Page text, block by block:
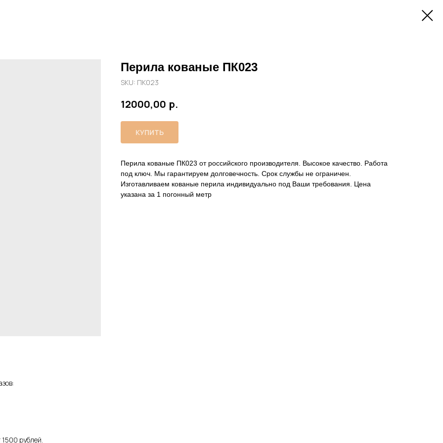
Перила кованые ПК023
SKU: ПК023
12000,00 р.
КУПИТЬ
Перила кованые ПК023 от российского производителя. Высокое качество. Работа
под ключ. Мы гарантируем долговечность. Срок службы не ограничен.
Изготавливаем кованые перила индивидуально под Ваши требования. Цена
указана за 1 погонный метр
1500 рублей.